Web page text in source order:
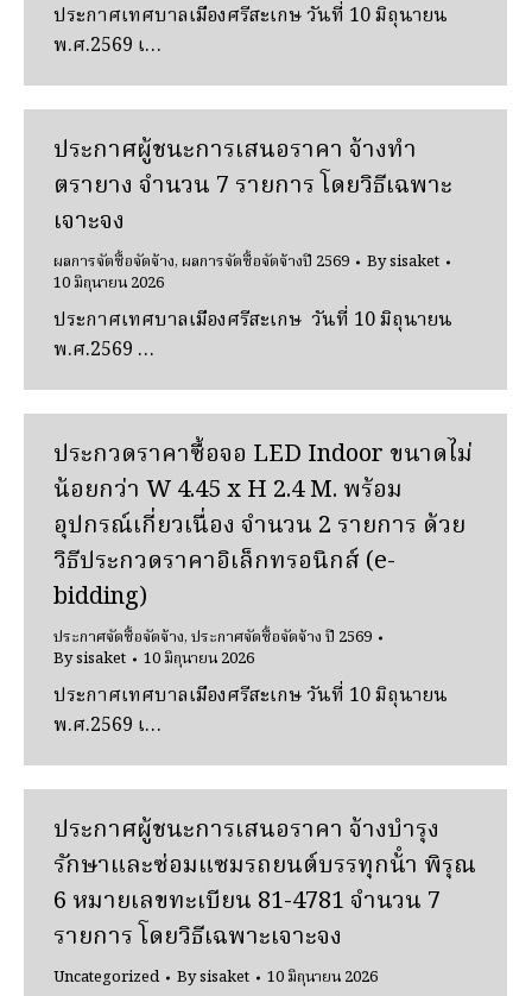
ประกาศเทศบาลเมืองศรีสะเกษ วันที่ 10 มิถุนายน
พ.ศ.2569 เ…
ประกาศผู้ชนะการเสนอราคา จ้างทํา
ตรายาง จํานวน 7 รายการ โดยวิธีเฉพาะ
เจาะจง
ผลการจัดซื้อจัดจ้าง,ผลการจัดซื้อจัดจ้างปี 2569 Bysisaket
10 มิถุนายน 2026
ประกาศเทศบาลเมืองศรีสะเกษ วันที่ 10 มิถุนายน
พ.ศ.2569 …
ประกวดราคาซื้อจอ LED Indoor ขนาดไม่
น้อยกว่า W 4.45 x H 2.4 M. พร้อม
อุปกรณ์เกี่ยวเนื่อง จํานวน 2 รายการ ด้วย
วิธีประกวดราคาอิเล็กทรอนิกส์ (e-
bidding)
ประกาศจัดซื้อจัดจ้าง,ประกาศจัดซื้อจัดจ้าง ปี 2569
Bysisaket 10 มิถุนายน 2026
ประกาศเทศบาลเมืองศรีสะเกษ วันที่ 10 มิถุนายน
พ.ศ.2569 เ…
ประกาศผู้ชนะการเสนอราคา จ้างบํารุง
รักษาและซ่อมแซมรถยนต์บรรทุกน้ํา พิรุณ
6 หมายเลขทะเบียน 81-4781 จํานวน 7
รายการ โดยวิธีเฉพาะเจาะจง
Uncategorized Bysisaket 10 มิถุนายน 2026